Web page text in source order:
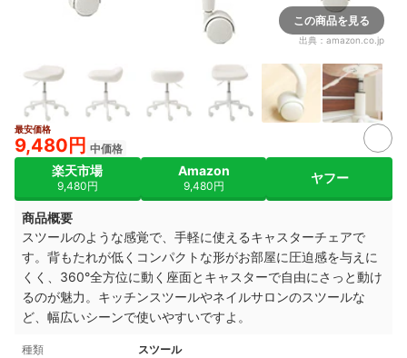
この商品を見る
出典： amazon.co.jp
最安価格
9,480円 中価格
楽天市場
9,480円
Amazon
9,480円
ヤフー
商品概要
スツールのような感覚で、手軽に使えるキャスターチェアで
す。 背もたれが低くコンパクトな形がお部屋に圧迫感を与えに
くく、 360°全方位に動く座面とキャスターで自由にさっと動け
るのが魅力。 キッチンスツールやネイルサロンのスツールな
ど、幅広いシーンで使いやすいですよ。
種類 スツール